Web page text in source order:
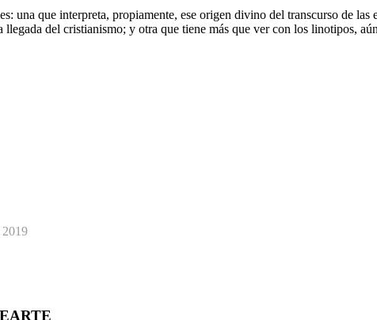
una que interpreta, propiamente, ese origen divino del transcurso de
llegada del cristianismo; y otra que tiene más que ver con los linotipos,
2019